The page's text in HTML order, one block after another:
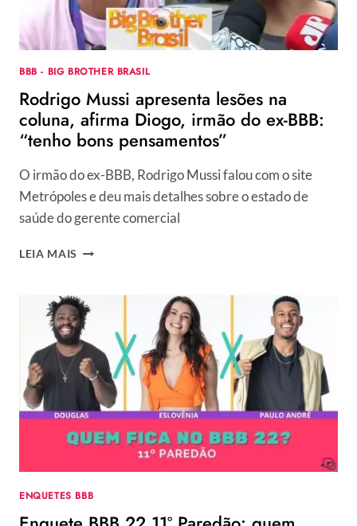
FINAL
DO
PROGRAMA
BBB - BIG BROTHER BRASIL
Rodrigo Mussi apresenta lesões na
coluna, afirma Diogo, irmão do ex-BBB:
“tenho bons pensamentos”
O irmão do ex-BBB, Rodrigo Mussi falou com o site
Metrópoles e deu mais detalhes sobre o estado de
saúde do gerente comercial
LEIA MAIS RODRIGO
LESÕES
NA
COLUNA,
AFIRMA
DIOGO,
IRMÃO
EX-
BBB:
“TENHO
ENQUETES BBB